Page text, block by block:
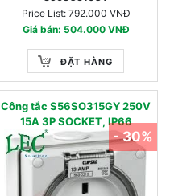
Price List: 792.000 VNĐ
Giá bán: 504.000 VNĐ
ĐẶT HÀNG
Công tắc S56SO315GY 250V
15A 3P SOCKET, IP66
- 30%